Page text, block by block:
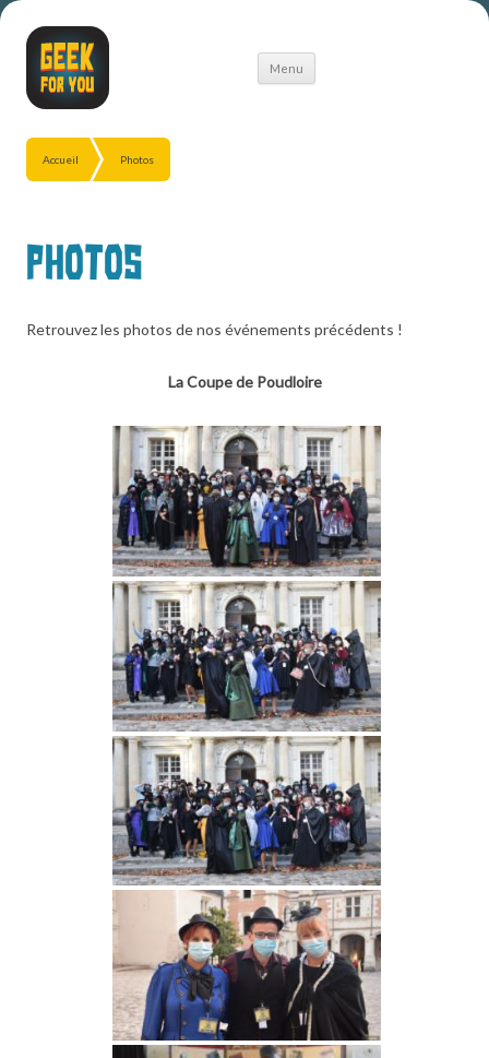
Menu
Aller
Accueil Photos
Photos
Retrouvez les photos de nos événements précédents !
La Coupe de Poudloire